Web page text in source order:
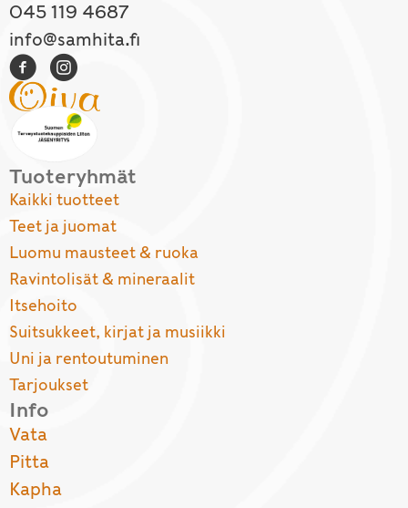
045 119 4687
info@samhita.fi
Tuoteryhmät
Kaikki tuotteet
Teet ja juomat
Luomu mausteet & ruoka
Ravintolisät & mineraalit
Itsehoito
Suitsukkeet, kirjat ja musiikki
Uni ja rentoutuminen
Tarjoukset
Info
Vata
Pitta
Kapha